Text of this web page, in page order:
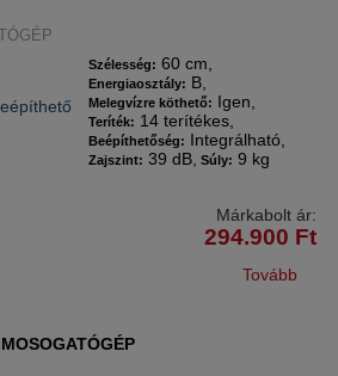
Szélesség: 60 cm,
Energiaosztály: B,
Melegvízre köthető: Igen,
Teríték: 14 terítékes,
Beépíthetőség: Integrálható,
Zajszint: 39 dB, Súly: 9 kg
Márkabolt ár:
294.900 Ft
Tovább